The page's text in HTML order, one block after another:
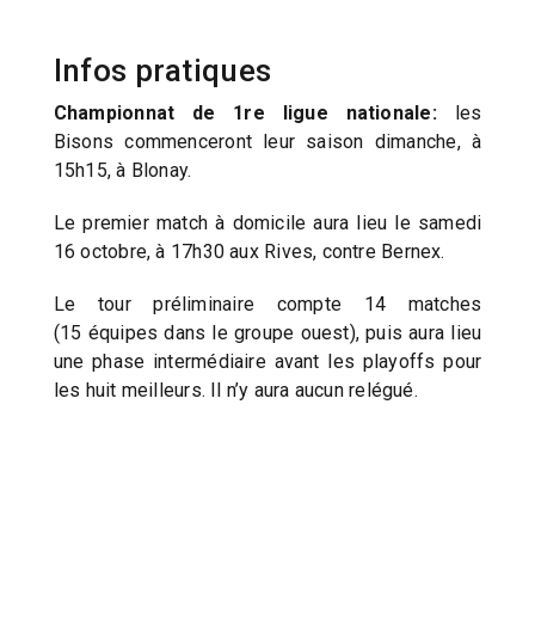
Infos pratiques
Championnat de 1re ligue nationale:les
Bisons commenceront leur saison dimanche, à
15h15, à Blonay.
Le premier match à domicile aura lieu le samedi
16 octobre, à 17h30 aux Rives, contre Bernex.
Le tour préliminaire compte 14 matches
(15 équipes dans le groupe ouest), puis aura lieu
une phase intermédiaire avant les playoffs pour
les huit meilleurs. Il n’y aura aucun relégué.